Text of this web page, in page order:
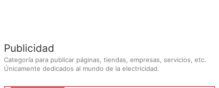
Publicidad
Categoría para publicar páginas, tiendas, empresas, servicios, etc.
Únicamente dedicados al mundo de la electricidad.